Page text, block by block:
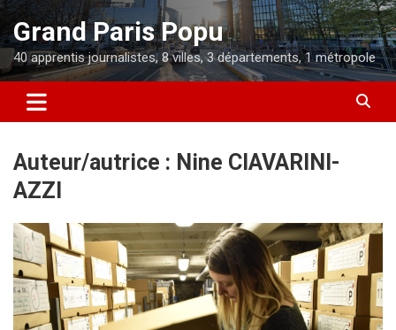
Aller
contenu
Grand Paris Popu
40 apprentis journalistes, 8 villes, 3 départements, 1 métropole
Auteur/autrice : Nine CIAVARINI-
AZZI